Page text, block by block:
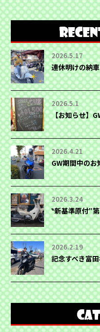
2026.5.17
連休明けの納
2026.5.1
【お知らせ】
2026.4.21
GW期間中の
2026.3.24
‶新基準原付″
2026.2.19
記念すべき富